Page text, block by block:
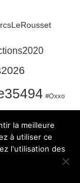
#Oxxo
la meilleure
à utiliser ce
l'utilisation des